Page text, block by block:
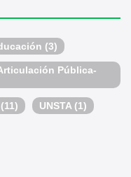
(3)
Pública-
(11) UNSTA(1)